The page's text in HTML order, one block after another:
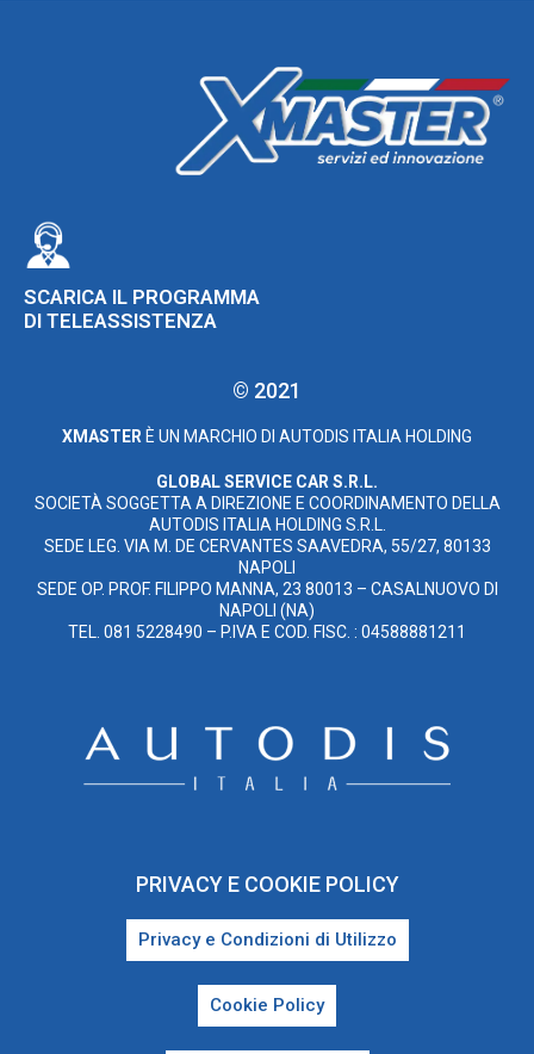
SCARICA IL PROGRAMMA
DI TELEASSISTENZA
© 2021
XMASTER È UN MARCHIO DI AUTODIS ITALIA HOLDING
GLOBAL SERVICE CAR S.R.L.
SOCIETÀ SOGGETTA A DIREZIONE E COORDINAMENTO DELLA
AUTODIS ITALIA HOLDING S.R.L.
SEDE LEG. VIA M. DE CERVANTES SAAVEDRA, 55/27, 80133
NAPOLI
SEDE OP. PROF. FILIPPO MANNA, 23 80013 – CASALNUOVO DI
NAPOLI (NA)
TEL. 081 5228490 – P.IVA E COD. FISC. : 04588881211
PRIVACY E COOKIE POLICY
Privacy e Condizioni di Utilizzo
Cookie Policy